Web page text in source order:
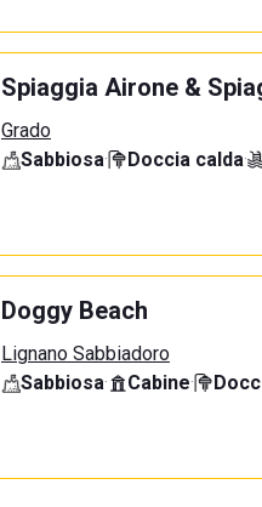
Spiaggia Airone &
Grado
Sabbiosa· Doccia calda·
Doggy Beach
Lignano Sabbiadoro
Sabbiosa· Cabine·